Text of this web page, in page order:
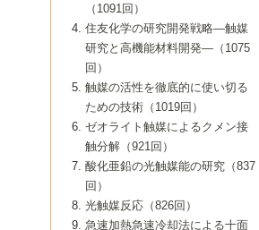
8号 若手研究者による触媒研究の未来展望
2：大学・研究所編
8号 イオン液体の応用
8号 多機能型リアクター
8号 超臨界流体を用いた化学プロセスの新
6号 第94回触媒討論会
7号 サブナノレベルでみた新しい表面現象
8号 オレフィン重合触媒の新たな展
5号 基礎化学品製造の触媒技術
6号 第92回触媒討論会
7号 基礎化学品製造の触媒技術
8号 資源の循環と触媒技術
4号 ナノ材料の調製と機能化
5号 こんな触媒が欲しい
6号 第90回触媒討論会
7号 触媒研究と学術雑誌/情報
8号 若い世代からみた触媒化学の現状と未
3号 生体触媒とバイオプロセス
4号 水素製造・利用の触媒化学
5号 触媒研究における新しい切り口：コン
ビナトリアルケミストリー
6号 第88回触媒討論会特集号
7号 企業における触媒研究のブレークスル
8号 この材料を触媒として使ってみません
2号 第85回触媒討論会
3号 反応ダイナミクス
5号 触媒のおもしろさをどのように伝える
6号 第86回触媒討論会
7号 水素化精製触媒の新しい展開
8号 新しい反応性と機能性を目指した金属
クラスタ-化学
1号 孔、穴、あな?-特異な空間とその利用-
2号 第83回触媒討論会
3号 均一系触媒反応最前線
4号 実用炭素材料の新展開
5号 研究の方法論を考える
7号 機能性金属材料と触媒
8号 触媒研究へのNMRの応用と展望
▼40巻（1998年）
進展と21世紀への提言/創立40周年記念・触
媒学会この10年の歩みとこれから/創立40周
2号 第81回触媒討論会
3号 計算機触媒化学へのさそい
4号 触媒劣化の制御と予測
5号 最新の実用プロセスと触媒
6号 第82回触媒討論会
1号 均一系と不均一系触媒反応-その特徴と
接点
2号 第79回触媒討論会
3号 最新NO除去触媒の実用化研究
4号 新しい反応場を目指した触媒調製
5号 反応・分離技術の新しい展開
6号 第80回触媒討論会
▼38巻（1996年）
1号 触媒の構造と触媒作用/C1化学を中心と
する21世紀への触媒
3号 オリンピックメダル:金・銀・銅はどん
な触媒作用を示すか
4号 触媒作用における機能の複合化
▼37巻（1995年）
1号 ファインケミカルズと固体触媒
2号 第75回触媒討論会
3号 希土類を利用した触媒
4号 触媒とリサイクル
5号 エネルギー変換触媒
▼36巻（1994年）
1号 電気化学と触媒
2号 第73回触媒討論会
3号 C4化学の展開
4号 《通常号》
▼35巻（1993年）
1号 工業触媒開発マニュアル―探索から工
業化まで
2号 第71回触媒討論会
▼34巻（1992年）
1号 インパクトを与えたこの研究
2号 第69回触媒討論会
▼33巻（1991年）
1号 触媒プロセス開発マニュアル―探索か
▼32巻（1990年）
（1091回）
住友化学の研究開発戦略―触媒
研究と高機能材料開発―（1075
回）
触媒の活性を徹底的に使い切る
ための技術（1019回）
ゼオライト触媒によるクメン接
触分解（921回）
酸化亜鉛の光触媒能の研究（837
回）
光触媒反応（826回）
急速加熱急速冷却法による十面